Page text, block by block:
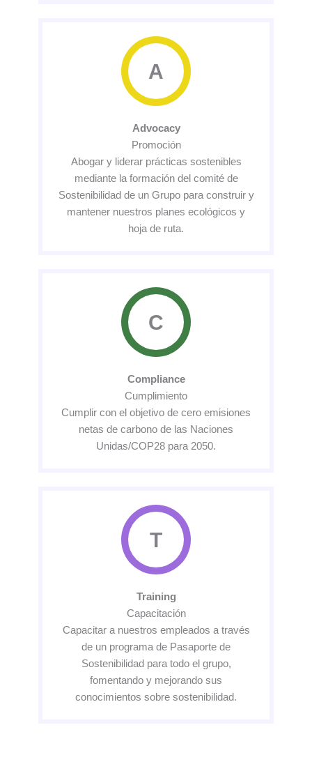
A
Advocacy
Promoción
Abogar y liderar prácticas sostenibles
mediante la formación del comité de
Sostenibilidad de un Grupo para construir y
mantener nuestros planes ecológicos y
hoja de ruta.
C
Compliance
Cumplimiento
Cumplir con el objetivo de cero emisiones
netas de carbono de las Naciones
Unidas/COP28 para 2050.
T
Training
Capacitación
Capacitar a nuestros empleados a través
de un programa de Pasaporte de
Sostenibilidad para todo el grupo,
fomentando y mejorando sus
conocimientos sobre sostenibilidad.